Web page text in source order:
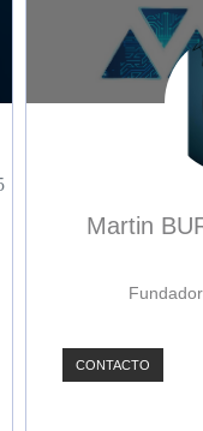
Martin
CONTACTO